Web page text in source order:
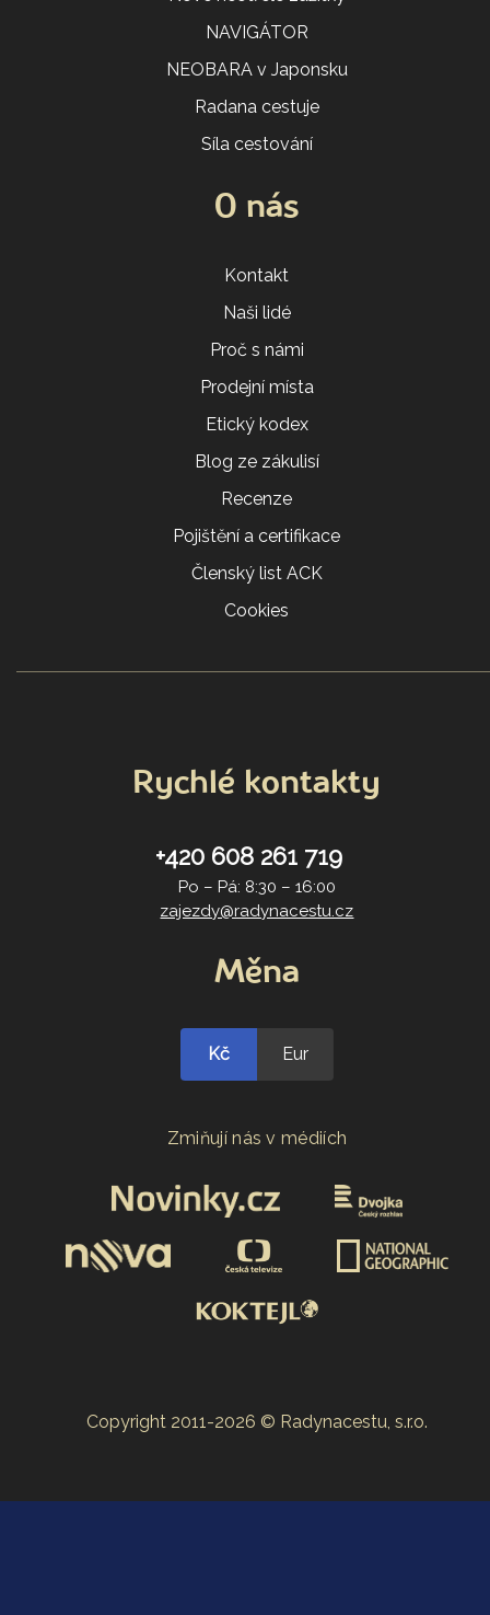
NAVIGÁTOR
NEOBARA v Japonsku
Radana cestuje
Síla cestování
O nás
Kontakt
Naši lidé
Proč s námi
Prodejní místa
Etický kodex
Blog ze zákulisí
Recenze
Pojištění a certifikace
Členský list ACK
Cookies
Rychlé kontakty
+420 608 261 719
Po – Pá: 8:30 – 16:00
zajezdy@radynacestu.cz
Měna
Kč Eur
Zmiňují nás v médiích
Copyright 2011-2026 © Radynacestu, s.r.o.